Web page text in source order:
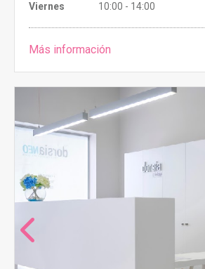
Viernes
10:00 - 14:00
Más información